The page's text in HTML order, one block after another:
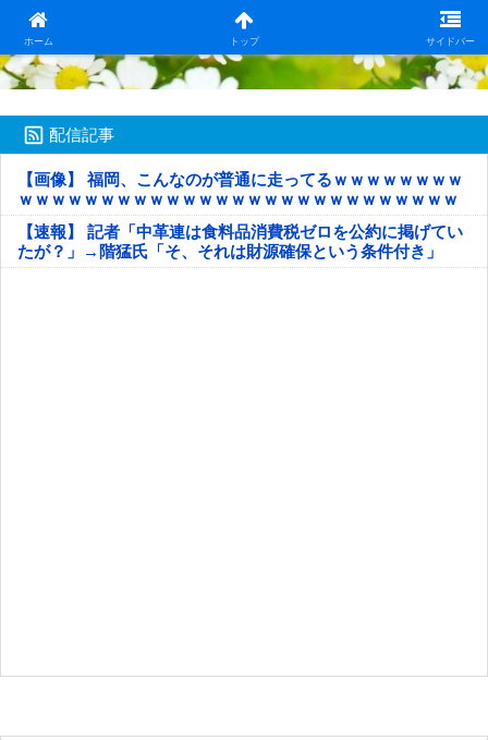
ホーム トップ サイドバー
日本第一！ニュース録
配信記事
【画像】 福岡、こんなのが普通に走ってるｗｗｗｗｗｗｗｗ
ｗｗｗｗｗｗｗｗｗｗｗｗｗｗｗｗｗｗｗｗｗｗｗｗｗｗｗ
ｗｗｗｗｗ
【速報】 記者「中革連は食料品消費税ゼロを公約に掲げてい
たが？」→階猛氏「そ、それは財源確保という条件付き」